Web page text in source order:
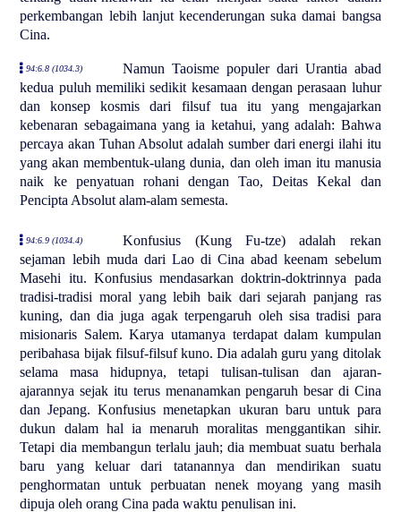
perkembangan lebih lanjut kecenderungan suka damai bangsa
Cina.
94:6.8 (1034.3)
Namun Taoisme populer dari Urantia abad
kedua puluh memiliki sedikit kesamaan dengan perasaan luhur
dan konsep kosmis dari filsuf tua itu yang mengajarkan
kebenaran sebagaimana yang ia ketahui, yang adalah: Bahwa
percaya akan Tuhan Absolut adalah sumber dari energi ilahi itu
yang akan membentuk-ulang dunia, dan oleh iman itu manusia
naik ke penyatuan rohani dengan Tao, Deitas Kekal dan
Pencipta Absolut alam-alam semesta.
94:6.9 (1034.4)
Konfusius (Kung Fu-tze) adalah rekan
sejaman lebih muda dari Lao di Cina abad keenam sebelum
Masehi itu. Konfusius mendasarkan doktrin-doktrinnya pada
tradisi-tradisi moral yang lebih baik dari sejarah panjang ras
kuning, dan dia juga agak terpengaruh oleh sisa tradisi para
misionaris Salem. Karya utamanya terdapat dalam kumpulan
peribahasa bijak filsuf-filsuf kuno. Dia adalah guru yang ditolak
selama masa hidupnya, tetapi tulisan-tulisan dan ajaran-
ajarannya sejak itu terus menanamkan pengaruh besar di Cina
dan Jepang. Konfusius menetapkan ukuran baru untuk para
dukun dalam hal ia menaruh moralitas menggantikan sihir.
Tetapi dia membangun terlalu jauh; dia membuat suatu berhala
baru yang keluar dari tatanannya dan mendirikan suatu
penghormatan untuk perbuatan nenek moyang yang masih
dipuja oleh orang Cina pada waktu penulisan ini.